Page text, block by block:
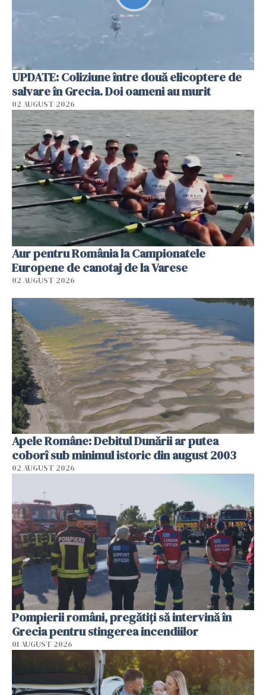
UPDATE: Coliziune între două elicoptere de
salvare în Grecia. Doi oameni au murit
02 AUGUST 2026
Aur pentru România la Campionatele
Europene de canotaj de la Varese
02 AUGUST 2026
Apele Române: Debitul Dunării ar putea
coborî sub minimul istoric din august 2003
02 AUGUST 2026
Pompierii români, pregătiţi să intervină în
Grecia pentru stingerea incendiilor
01 AUGUST 2026